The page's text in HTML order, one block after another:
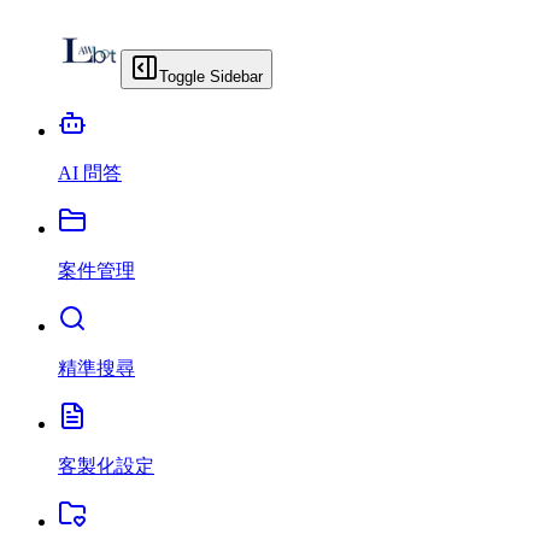
Toggle Sidebar
AI 問答
案件管理
精準搜尋
客製化設定